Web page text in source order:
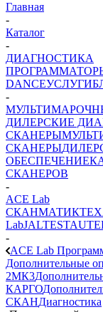
Главная
-
Каталог
-
ДИАГНОСТИКА
DANCEУСЛУГИ
-
ДИЛЕРСКИЕ
СКАНЕРЫ
СКАНЕРЫ
ОБЕСПЕЧЕНИЕ
СКАНЕРОВ
-
ACE Lab
СКАНМАТИК
LabJALTEST
-
ACE Lab
Дополнительные
2МК3
КАРГО
СКАНДиагностика